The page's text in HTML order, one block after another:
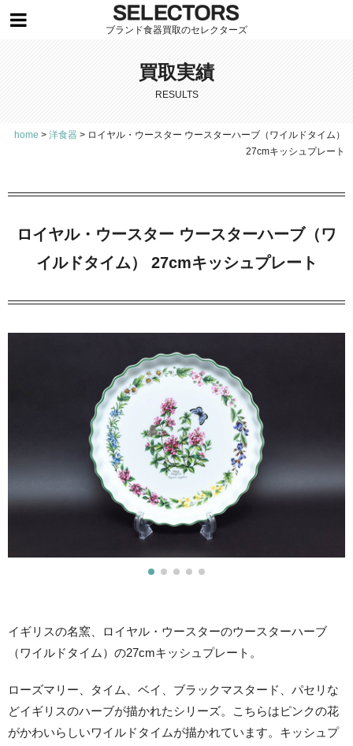
ブランド食器買取のセレクターズ
買取実績
RESULTS
home > 洋食器 > ロイヤル・ウースター ウースターハーブ（ワイルドタイム）
27cmキッシュプレート
ロイヤル・ウースター ウースターハーブ（ワ
イルドタイム） 27cmキッシュプレート
イギリスの名窯、ロイヤル・ウースターのウースターハーブ
（ワイルドタイム）の27cmキッシュプレート。
ローズマリー、タイム、ベイ、ブラックマスタード、パセリな
どイギリスのハーブが描かれたシリーズ。こちらはピンクの花
がかわいらしいワイルドタイムが描かれています。キッシュプ